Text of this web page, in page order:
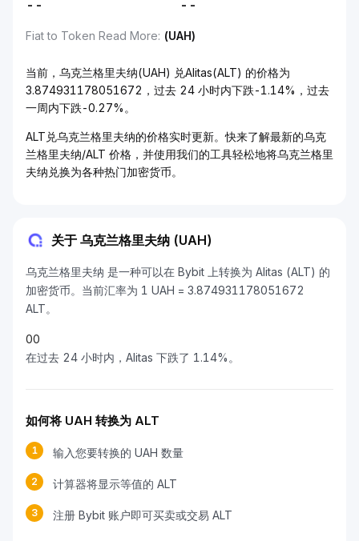
-- --
Fiat to Token Read More: (UAH)
当前，乌克兰格里夫纳(UAH) 兑Alitas(ALT) 的价格为
3.874931178051672，过去 24 小时内下跌-1.14%，过去
一周内下跌-0.27%。
ALT兑乌克兰格里夫纳的价格实时更新。快来了解最新的乌克
兰格里夫纳/ALT 价格，并使用我们的工具轻松地将乌克兰格里
夫纳兑换为各种热门加密货币。
关于 乌克兰格里夫纳 (UAH)
乌克兰格里夫纳 是一种可以在 Bybit 上转换为 Alitas (ALT) 的
加密货币。当前汇率为 1 UAH = 3.874931178051672
ALT。
00
在过去 24 小时内，Alitas 下跌了 1.14%。
如何将 UAH 转换为 ALT
1 输入您要转换的 UAH 数量
2 计算器将显示等值的 ALT
3 注册 Bybit 账户即可买卖或交易 ALT